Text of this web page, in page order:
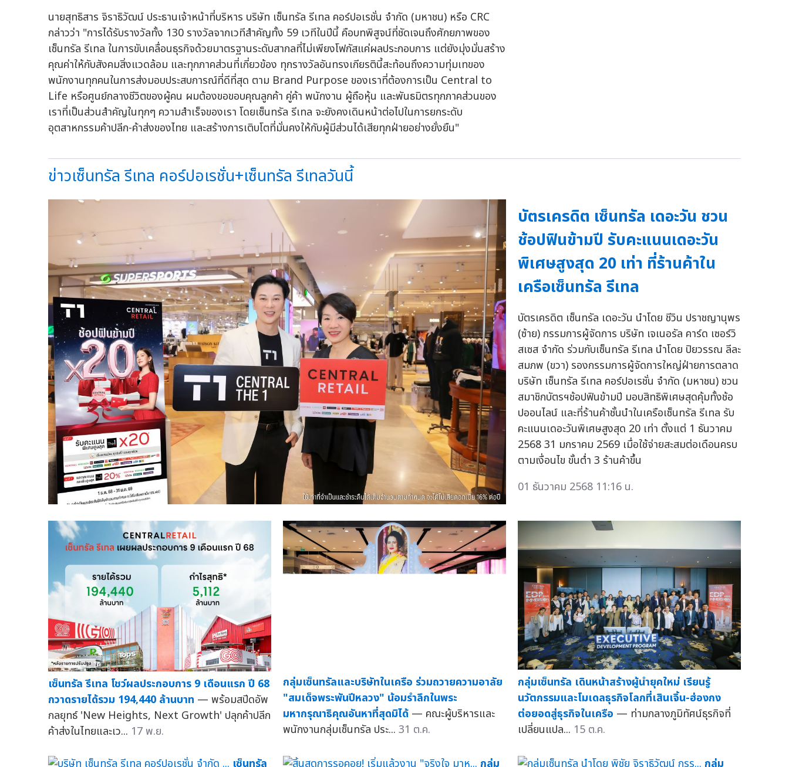
นายสุทธิสาร จิราธิวัฒน์ ประธานเจ้าหน้าที่บริหาร บริษัท เซ็นทรัล รีเทล คอร์ปอเรชั่น จำกัด (มหาชน) หรือ CRC
กล่าวว่า "การได้รับรางวัลทั้ง 130 รางวัลจากเวทีสำคัญทั้ง 59 เวทีในปีนี้ คือบทพิสูจน์ที่ชัดเจนถึงศักยภาพของ
เซ็นทรัล รีเทล ในการขับเคลื่อนธุรกิจด้วยมาตรฐานระดับสากลที่ไม่เพียงโฟกัสแค่ผลประกอบการ แต่ยังมุ่งมั่นสร้าง
คุณค่าให้กับสังคมสิ่งแวดล้อม และทุกภาคส่วนที่เกี่ยวข้อง ทุกรางวัลอันทรงเกียรตินี้สะท้อนถึงความทุ่มเทของ
พนักงานทุกคนในการส่งมอบประสบการณ์ที่ดีที่สุด ตาม Brand Purpose ของเราที่ต้องการเป็น Central to
Life หรือศูนย์กลางชีวิตของผู้คน ผมต้องขอขอบคุณลูกค้า คู่ค้า พนักงาน ผู้ถือหุ้น และพันธมิตรทุกภาคส่วนของ
เราที่เป็นส่วนสำคัญในทุกๆ ความสำเร็จของเรา โดยเซ็นทรัล รีเทล จะยังคงเดินหน้าต่อไปในการยกระดับ
อุตสาหกรรมค้าปลีก-ค้าส่งของไทย และสร้างการเติบโตที่มั่นคงให้กับผู้มีส่วนได้เสียทุกฝ่ายอย่างยั่งยืน"
ข่าวเซ็นทรัล รีเทล คอร์ปอเรชั่น+เซ็นทรัล รีเทลวันนี้
บัตรเครดิต เซ็นทรัล เดอะวัน ชวน
ช้อปฟินข้ามปี รับคะแนนเดอะวัน
พิเศษสูงสุด 20 เท่า ที่ร้านค้าใน
เครือเซ็นทรัล รีเทล
บัตรเครดิต เซ็นทรัล เดอะวัน นำโดย ชีวิน ปราชญานุพร
(ซ้าย) กรรมการผู้จัดการ บริษัท เจเนอรัล คาร์ด เซอร์วิ
สเซส จำกัด ร่วมกับเซ็นทรัล รีเทล นำโดย ปิยวรรณ ลีละ
สมภพ (ขวา) รองกรรมการผู้จัดการใหญ่ฝ่ายการตลาด
บริษัท เซ็นทรัล รีเทล คอร์ปอเรชั่น จำกัด (มหาชน) ชวน
สมาชิกบัตรฯช้อปฟินข้ามปี มอบสิทธิพิเศษสุดคุ้มทั้งช้อ
ปออนไลน์ และที่ร้านค้าชั้นนำในเครือเซ็นทรัล รีเทล รับ
คะแนนเดอะวันพิเศษสูงสุด 20 เท่า ตั้งแต่ 1 ธันวาคม
2568 31 มกราคม 2569 เมื่อใช้จ่ายสะสมต่อเดือนครบ
ตามเงื่อนไข ขั้นต่ำ 3 ร้านค้าขึ้น
01 ธันวาคม 2568 11:16 น.
เซ็นทรัล รีเทล โชว์ผลประกอบการ 9 เดือนแรก ปี 68
กวาดรายได้รวม 194,440 ล้านบาท — พร้อมสปีดอัพ
กลยุทธ์ 'New Heights, Next Growth' ปลุกค้าปลีก
ค้าส่งในไทยและเว... 17 พ.ย.
กลุ่มเซ็นทรัลและบริษัทในเครือ ร่วมถวายความอาลัย
"สมเด็จพระพันปีหลวง" น้อมรำลึกในพระ
มหากรุณาธิคุณอันหาที่สุดมิได้ — คณะผู้บริหารและ
พนักงานกลุ่มเซ็นทรัล ประ... 31 ต.ค.
กลุ่มเซ็นทรัล เดินหน้าสร้างผู้นำยุคใหม่ เรียนรู้
นวัตกรรมและโมเดลธุรกิจโลกที่เสินเจิ้น-ฮ่องกง
ต่อยอดสู่ธุรกิจในเครือ — ท่ามกลางภูมิทัศน์ธุรกิจที่
เปลี่ยนแปล... 15 ต.ค.